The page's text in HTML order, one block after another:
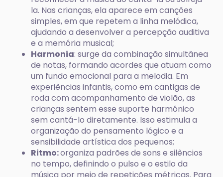
la. Nas crianças, ela aparece em canções
simples, em que repetem a linha melódica,
ajudando a desenvolver a percepção auditiva
e a memória musical;
Harmonia: surge da combinação simultânea
de notas, formando acordes que atuam como
um fundo emocional para a melodia. Em
experiências infantis, como em cantigas de
roda com acompanhamento de violão, as
crianças sentem esse suporte harmônico
sem cantá-lo diretamente. Isso estimula a
organização do pensamento lógico e a
sensibilidade artística dos pequenos;
Ritmo:organiza padrões de sons e silêncios
no tempo, definindo o pulso e o estilo da